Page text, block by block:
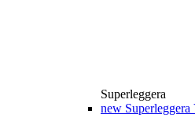
Superleggera
new